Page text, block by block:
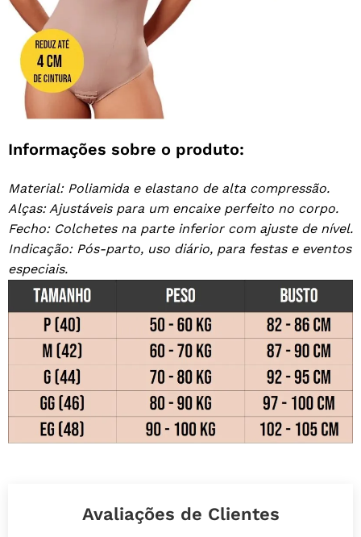
Informações sobre o produto:
Material: Poliamida e elastano de alta compressão.
Alças: Ajustáveis para um encaixe perfeito no corpo.
Fecho: Colchetes na parte inferior com ajuste de nível.
Indicação: Pós-parto, uso diário, para festas e eventos
especiais.
Avaliações de Clientes